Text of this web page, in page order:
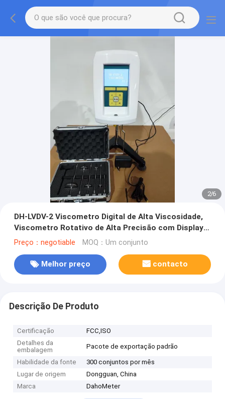
2/6
DH-LVDV-2 Viscometro Digital de Alta Viscosidade,
Viscometro Rotativo de Alta Precisão com Display
LCD
Preço：negotiable MOQ：Um conjunto
Melhor preço contacto
Descrição De Produto
Certificação
FCC,ISO
Detalhes da
embalagem
Pacote de exportação padrão
Habilidade da fonte
300 conjuntos por mês
Lugar de origem
Dongguan, China
Marca
DahoMeter